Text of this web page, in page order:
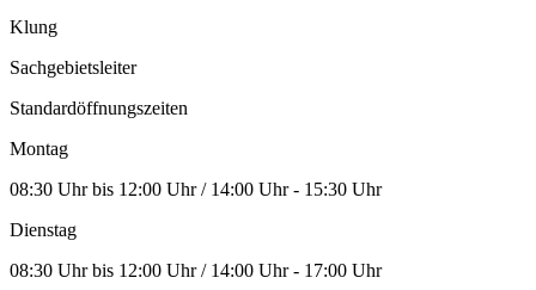
Klung
Sachgebietsleiter
Standardöffnungszeiten
Montag
08:30 Uhr bis 12:00 Uhr / 14:00 Uhr - 15:30 Uhr
Dienstag
08:30 Uhr bis 12:00 Uhr / 14:00 Uhr - 17:00 Uhr